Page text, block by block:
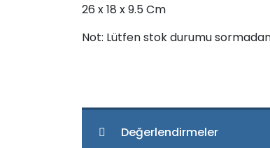
26 x 18 x 9.5 Cm
Not: Lütfen stok durumu sormadan
Değerlendirmeler